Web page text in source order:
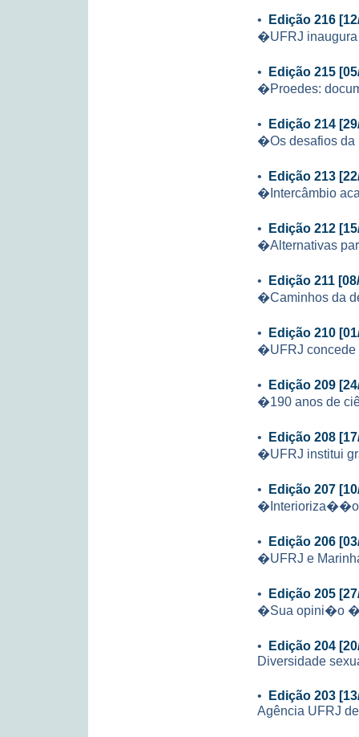
• Edição 216
�UFRJ
• Edição 215
�Proedes:
• Edição 214
�Os desafios
• Edição 213
�Intercâmbio
• Edição 212
�Alternativas
• Edição 211
�Caminhos da
• Edição 210
�UFRJ concede
• Edição 209
�190 anos de
• Edição 208
�UFRJ institui
• Edição 207
• Edição 206
�UFRJ e
• Edição 205
�Sua opini�o �
• Edição 204
Diversidade
• Edição 203
Agência UFRJ